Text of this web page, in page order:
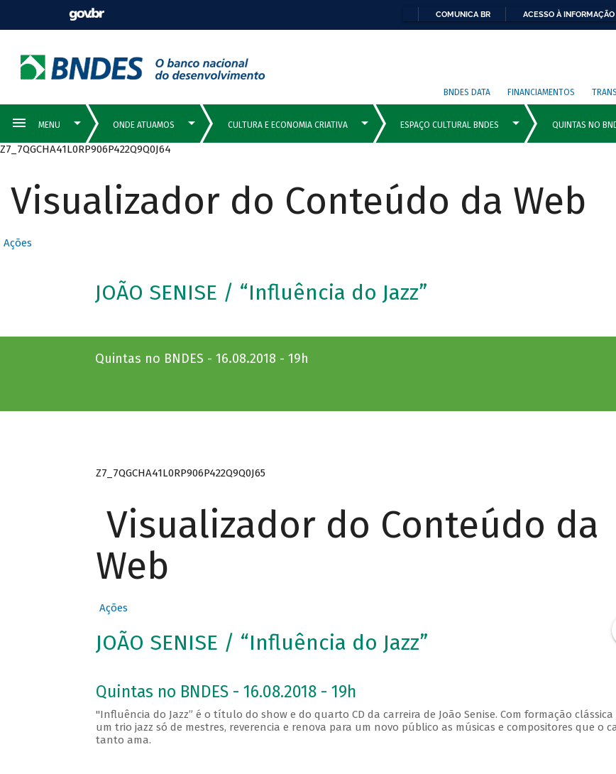
COMUNICA BR ACESSO À INFORMAÇÃO
BNDES DATA FINANCIAMENTOS
Z7_7QGCHA41L0RP906P422Q9Q0J64
Visualizador do Conteúdo da Web
Ações
JOÃO SENISE / “Influência do Jazz”
Quintas no BNDES - 16.08.2018 - 19h
Z7_7QGCHA41L0RP906P422Q9Q0J65
Visualizador do Conteúdo da
Web
Ações
JOÃO SENISE / “Influência do Jazz”
Quintas no BNDES - 16.08.2018 - 19h
"Influência do Jazz” é o título do show e do quarto CD da carreira de João Senise. Com formação clássica
um trio jazz só de mestres, reverencia e renova para um novo público as músicas e compositores que o
tanto ama.